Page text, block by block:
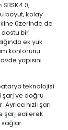
boyut, kolay
üzerinde de
dostu bir
ek yük
konforunu
yapısını
teknolojisi
şarj ve doğru
hızlı şarj
şarj edilerek
sağlar.